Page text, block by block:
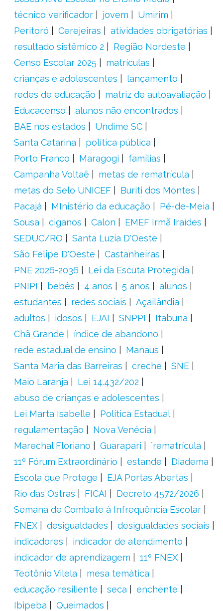
técnico verificador
jovem
Umirim
Peritoró
Cerejeiras
atividades obrigatórias
resultado sistêmico 2
Região Nordeste
Censo Escolar 2025
matrículas
crianças e adolescentes
lançamento
redes de educação
matriz de autoavaliação
Educacenso
alunos não encontrados
BAE nos estados
Undime SC
Santa Catarina
política pública
Porto Franco
Maragogi
famílias
Campanha Voltaê
metas de rematrícula
metas do Selo UNICEF
Buriti dos Montes
Pacajá
MInistério da educação
Pé-de-Meia
Sousa
ciganos Calon
EMEF Irmã Iraídes
SEDUC/RO
Santa Luzia D'Oeste
São Felipe D'Oeste
Castanheiras
PNE 2026-2036
Lei da Escuta Protegida
PNIPI
bebês 4 anos 5 anos
alunos
estudantes
redes sociais
Açailândia
adultos
idosos EJAI SNPPI
Itabuna
Chã Grande
índice de abandono
rede estadual de ensino
Manaus
Santa Maria das Barreiras
creche
SNE
Maio Laranja
Lei 14.432/202
abuso de crianças e adolescentes
Lei Marta Isabelle
Política Estadual
regulamentação
Nova Venécia
Marechal Floriano
Guarapari
´rematrícula
11º Fórum Extraordinário
estande
Diadema
Escola que Protege
EJA Portas Abertas
Rio das Ostras
FICAI
Decreto 4572/2026
Semana de Combate à Infrequência Escolar
FNEX
desigualdades
desigualdades sociais
indicadores
indicador de atendimento
indicador de aprendizagem
11º FNEX
Teotônio Vilela
mesa temática
educação resiliente
seca
enchente
Ibipeba
Queimados